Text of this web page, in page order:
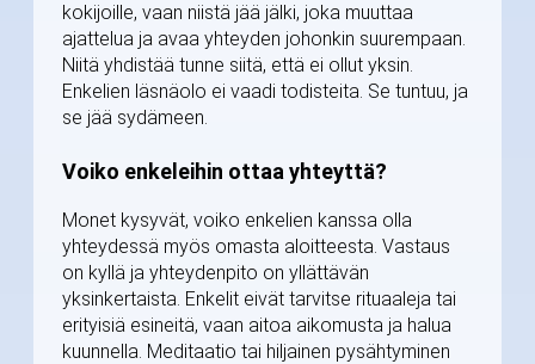
kokijoille, vaan niistä jää jälki, joka muuttaa
ajattelua ja avaa yhteyden johonkin suurempaan.
Niitä yhdistää tunne siitä, että ei ollut yksin.
Enkelien läsnäolo ei vaadi todisteita. Se tuntuu, ja
se jää sydämeen.
Voiko enkeleihin ottaa yhteyttä?
Monet kysyvät, voiko enkelien kanssa olla
yhteydessä myös omasta aloitteesta. Vastaus
on kyllä ja yhteydenpito on yllättävän
yksinkertaista. Enkelit eivät tarvitse rituaaleja tai
erityisiä esineitä, vaan aitoa aikomusta ja halua
kuunnella. Meditaatio tai hiljainen pysähtyminen